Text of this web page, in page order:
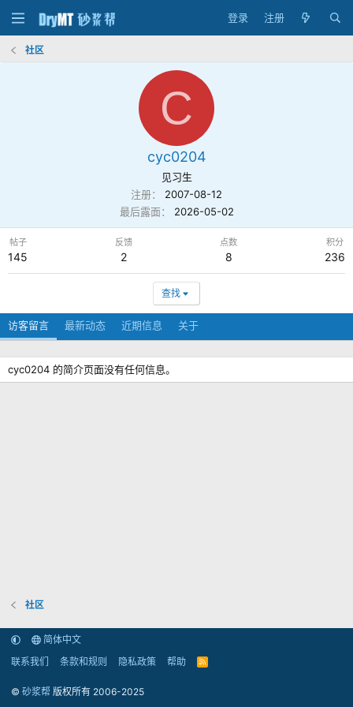
登录 注册
社区
C
cyc0204
见习生
注册
2007-08-12
最后露面
2026-05-02
帖子
145
反馈
2
点数
8
积分
236
查找
访客留言 最新动态 近期信息 关于
cyc0204 的简介页面没有任何信息。
社区
简体中文
联系我们
条款和规则 隐私政策 帮助
R
© 砂浆帮 版权所有 2006-2025